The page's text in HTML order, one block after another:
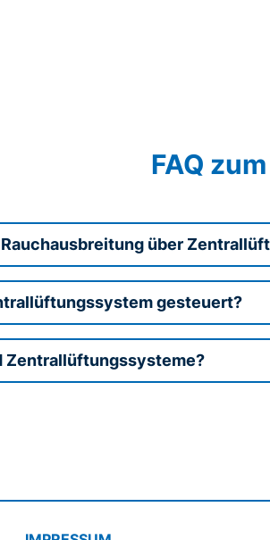
FAQ
über
gesteuert?
Zentrallüftungssysteme?